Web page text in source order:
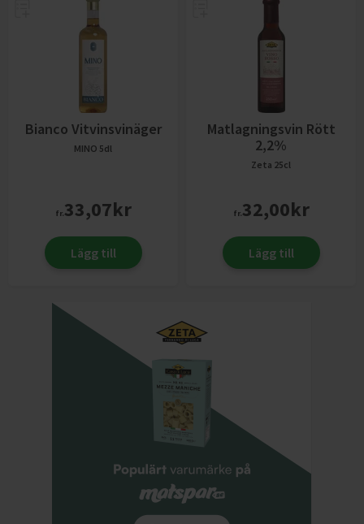
Bianco Vitvinsvinäger
MINO 5dl
fr.33,07kr
Lägg till
Matlagningsvin Rött
2,2%
Zeta 25cl
fr.32,00kr
Lägg till